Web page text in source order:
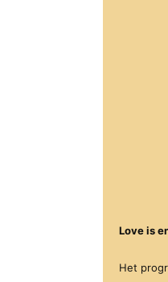
Love is
Het